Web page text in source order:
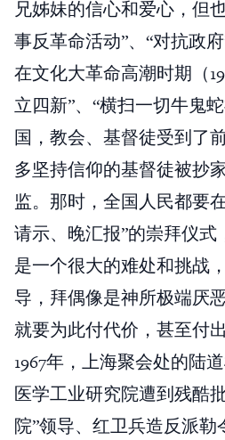
兄姊妹的信心和爱心，但
事反革命活动”、“对抗政府
在文化大革命高潮时期（
立四新”、“横扫一切牛鬼
国，教会、基督徒受到了
多坚持信仰的基督徒被抄
监。那时，全国人民都要
请示、晚汇报”的崇拜仪
是一个很大的难处和挑战
导，拜偶像是神所极端厌
就要为此付代价，甚至付
1967年，上海聚会处的陆
医学工业研究院遭到残酷
院”领导、红卫兵造反派